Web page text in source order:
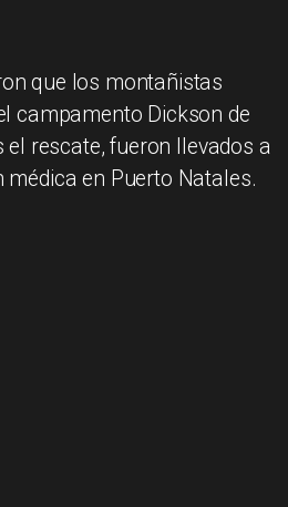
que los montañistas
campamento Dickson de
el rescate, fueron llevados a
en Puerto Natales.